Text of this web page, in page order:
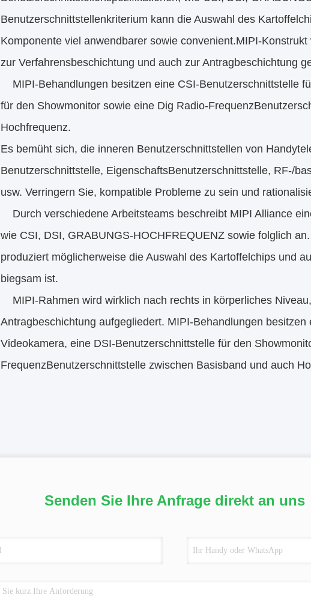
Benutzerschnittstellenkriterium kann die Auswahl des
Komponente viel anwendbarer sowie convenient.MIPI-
zur Verfahrensbeschichtung und auch zur Antragbeschichtung
MIPI-Behandlungen besitzen eine CSI-Benutzerschnittstelle
für den Showmonitor sowie eine Dig Radio-
Hochfrequenz.
Es bemüht sich, die inneren Benutzerschnittstellen von
Benutzerschnittstelle, EigenschaftsBenutzerschnittstelle, RF-/
usw. Verringern Sie, kompatible Probleme zu sein und
Durch verschiedene Arbeitsteams beschreibt MIPI Alliance
wie CSI, DSI, GRABUNGS-HOCHFREQUENZ sowie folglich
produziert möglicherweise die Auswahl des Kartoffelchips und
biegsam ist.
MIPI-Rahmen wird wirklich nach rechts in körperliches
Antragbeschichtung aufgegliedert. MIPI-Behandlungen
Videokamera, eine DSI-Benutzerschnittstelle für den
FrequenzBenutzerschnittstelle zwischen Basisband und auch
Senden Sie Ihre Anfrage direkt an uns